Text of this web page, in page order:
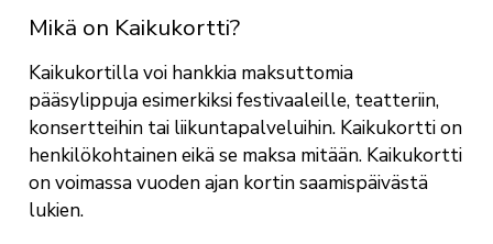
Mikä on Kaikukortti?
Kaikukortilla voi hankkia maksuttomia
pääsylippuja esimerkiksi festivaaleille, teatteriin,
konsertteihin tai liikuntapalveluihin. Kaikukortti on
henkilökohtainen eikä se maksa mitään. Kaikukortti
on voimassa vuoden ajan kortin saamispäivästä
lukien.